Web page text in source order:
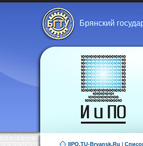
Брянский
IIPO.TU-Bryansk.Ru |